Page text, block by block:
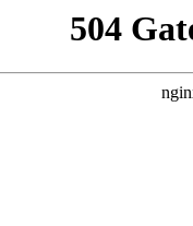
504